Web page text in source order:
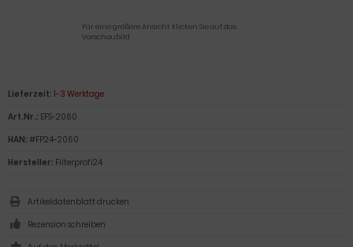
Für eine größere Ansicht klicken Sie auf das
Vorschaubild
Lieferzeit: 1-3 Werktage
Art.Nr.: EFS-2060
HAN: #FP24-2060
Hersteller: Filterprofi24
Artikeldatenblatt drucken
Rezension schreiben